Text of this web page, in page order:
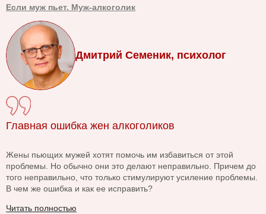
Если муж пьет. Муж-алкоголик
Дмитрий Семеник, психолог
Главная ошибка жен алкоголиков
Жены пьющих мужей хотят помочь им избавиться от этой
проблемы. Но обычно они это делают неправильно. Причем до
того неправильно, что только стимулируют усиление проблемы.
В чем же ошибка и как ее исправить?
Читать полностью